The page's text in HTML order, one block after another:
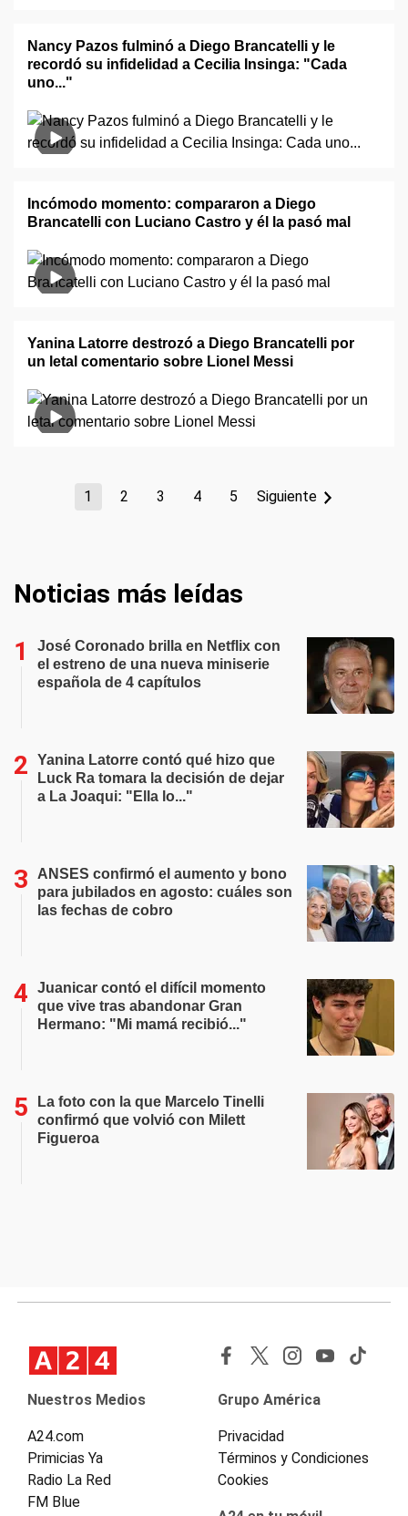
Nancy Pazos fulminó a Diego Brancatelli y le
recordó su infidelidad a Cecilia Insinga: "Cada
uno..."
Incómodo momento: compararon a Diego
Brancatelli con Luciano Castro y él la pasó mal
Yanina Latorre destrozó a Diego Brancatelli por
un letal comentario sobre Lionel Messi
1 2 3 4 5 Siguiente
Noticias más leídas
José Coronado brilla en Netflix con
el estreno de una nueva miniserie
española de 4 capítulos
Yanina Latorre contó qué hizo que
Luck Ra tomara la decisión de dejar
a La Joaqui: "Ella lo..."
ANSES confirmó el aumento y bono
para jubilados en agosto: cuáles son
las fechas de cobro
Juanicar contó el difícil momento
que vive tras abandonar Gran
Hermano: "Mi mamá recibió..."
La foto con la que Marcelo Tinelli
confirmó que volvió con Milett
Figueroa
Nuestros Medios
A24.com
Primicias Ya
Radio La Red
FM Blue
Grupo América
Privacidad
Términos y Condiciones
Cookies